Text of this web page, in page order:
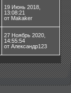
19 Июнь 2018,
13:08:21
от Makaker
27 Ноябрь 2020,
14:55:54
от Александр123